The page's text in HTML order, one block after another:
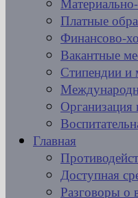
Платные
Финансово-
Вакантные
Стипендии и
Организация
Главная
Доступная
Разговоры о